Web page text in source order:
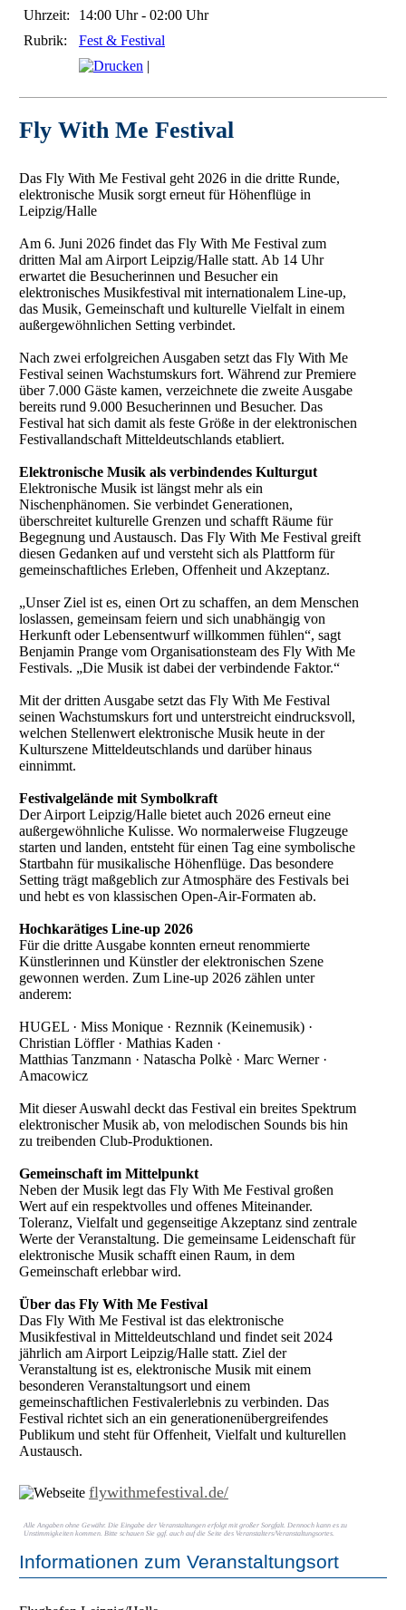
Uhrzeit:
14:00 Uhr - 02:00 Uhr
Rubrik:
Fest & Festival
|
Fly With Me Festival
Das Fly With Me Festival geht 2026 in die dritte Runde,
elektronische Musik sorgt erneut für Höhenflüge in
Leipzig/Halle
Am 6. Juni 2026 findet das Fly With Me Festival zum
dritten Mal am Airport Leipzig/Halle statt. Ab 14 Uhr
erwartet die Besucherinnen und Besucher ein
elektronisches Musikfestival mit internationalem Line-up,
das Musik, Gemeinschaft und kulturelle Vielfalt in einem
außergewöhnlichen Setting verbindet.
Nach zwei erfolgreichen Ausgaben setzt das Fly With Me
Festival seinen Wachstumskurs fort. Während zur Premiere
über 7.000 Gäste kamen, verzeichnete die zweite Ausgabe
bereits rund 9.000 Besucherinnen und Besucher. Das
Festival hat sich damit als feste Größe in der elektronischen
Festivallandschaft Mitteldeutschlands etabliert.
Elektronische Musik als verbindendes Kulturgut
Elektronische Musik ist längst mehr als ein
Nischenphänomen. Sie verbindet Generationen,
überschreitet kulturelle Grenzen und schafft Räume für
Begegnung und Austausch. Das Fly With Me Festival greift
diesen Gedanken auf und versteht sich als Plattform für
gemeinschaftliches Erleben, Offenheit und Akzeptanz.
„Unser Ziel ist es, einen Ort zu schaffen, an dem Menschen
loslassen, gemeinsam feiern und sich unabhängig von
Herkunft oder Lebensentwurf willkommen fühlen“, sagt
Benjamin Prange vom Organisationsteam des Fly With Me
Festivals. „Die Musik ist dabei der verbindende Faktor.“
Mit der dritten Ausgabe setzt das Fly With Me Festival
seinen Wachstumskurs fort und unterstreicht eindrucksvoll,
welchen Stellenwert elektronische Musik heute in der
Kulturszene Mitteldeutschlands und darüber hinaus
einnimmt.
Festivalgelände mit Symbolkraft
Der Airport Leipzig/Halle bietet auch 2026 erneut eine
außergewöhnliche Kulisse. Wo normalerweise Flugzeuge
starten und landen, entsteht für einen Tag eine symbolische
Startbahn für musikalische Höhenflüge. Das besondere
Setting trägt maßgeblich zur Atmosphäre des Festivals bei
und hebt es von klassischen Open-Air-Formaten ab.
Hochkarätiges Line-up 2026
Für die dritte Ausgabe konnten erneut renommierte
Künstlerinnen und Künstler der elektronischen Szene
gewonnen werden. Zum Line-up 2026 zählen unter
anderem:
HUGEL · Miss Monique · Reznnik (Keinemusik) ·
Christian Löffler · Mathias Kaden ·
Matthias Tanzmann · Natascha Polkè · Marc Werner ·
Amacowicz
Mit dieser Auswahl deckt das Festival ein breites Spektrum
elektronischer Musik ab, von melodischen Sounds bis hin
zu treibenden Club-Produktionen.
Gemeinschaft im Mittelpunkt
Neben der Musik legt das Fly With Me Festival großen
Wert auf ein respektvolles und offenes Miteinander.
Toleranz, Vielfalt und gegenseitige Akzeptanz sind zentrale
Werte der Veranstaltung. Die gemeinsame Leidenschaft für
elektronische Musik schafft einen Raum, in dem
Gemeinschaft erlebbar wird.
Über das Fly With Me Festival
Das Fly With Me Festival ist das elektronische
Musikfestival in Mitteldeutschland und findet seit 2024
jährlich am Airport Leipzig/Halle statt. Ziel der
Veranstaltung ist es, elektronische Musik mit einem
besonderen Veranstaltungsort und einem
gemeinschaftlichen Festivalerlebnis zu verbinden. Das
Festival richtet sich an ein generationenübergreifendes
Publikum und steht für Offenheit, Vielfalt und kulturellen
Austausch.
flywithmefestival.de/
Alle Angaben ohne Gewähr. Die Eingabe der Veranstaltungen erfolgt mit großer Sorgfalt. Dennoch kann es zu
Unstimmigkeiten kommen. Bitte schauen Sie ggf. auch auf die Seite des Veranstalters/Veranstaltungsortes.
Informationen zum Veranstaltungsort